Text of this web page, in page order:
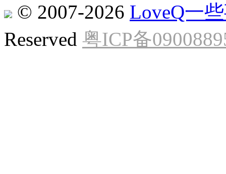
© 2007-2026 LoveQ一
Reserved 粤ICP备